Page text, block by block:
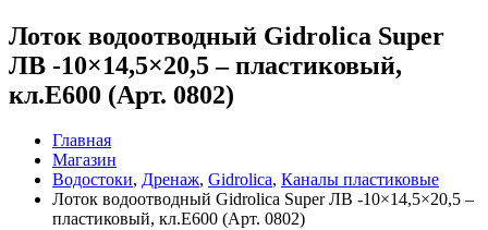
Лоток водоотводный Gidrolica Super
ЛВ -10×14,5×20,5 – пластиковый,
кл.Е600 (Арт. 0802)
Главная
Магазин
Водостоки, Дренаж, Gidrolica, Каналы пластиковые
Лоток водоотводный Gidrolica Super ЛВ -10×14,5×20,5 –
пластиковый, кл.Е600 (Арт. 0802)